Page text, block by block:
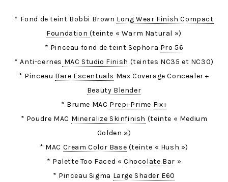
* Fond de teint Bobbi Brown Long Wear Finish Compact
Foundation (teinte « Warm Natural »)
* Pinceau fond de teint Sephora Pro 56
* Anti-cernes MAC Studio Finish (teintes NC35 et NC30)
* Pinceau Bare Escentuals Max Coverage Concealer +
Beauty Blender
* Brume MAC Prep+Prime Fix+
* Poudre MAC Mineralize Skinfinish (teinte « Medium
Golden »)
* MAC Cream Color Base (teinte « Hush »)
* Palette Too Faced «Chocolate Bar »
* Pinceau Sigma Large Shader E60